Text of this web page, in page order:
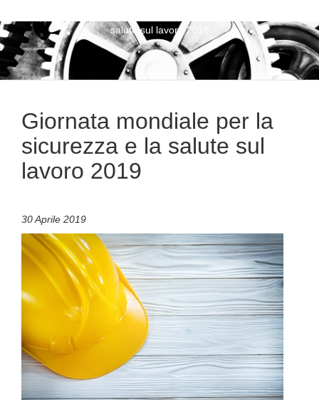
salute sul lavoro 2019
Giornata mondiale per la
sicurezza e la salute sul
lavoro 2019
30 Aprile 2019